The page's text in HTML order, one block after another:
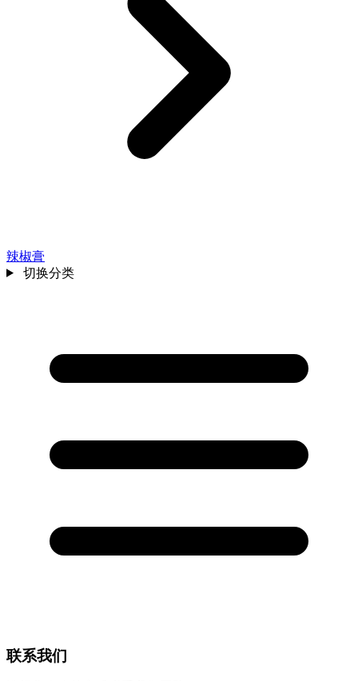
辣椒膏
切换分类
联系我们